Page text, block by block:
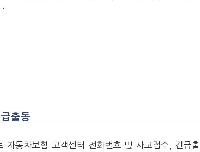
출동
자동차보험 고객센터 전화번호 및 사고접수, 긴급출